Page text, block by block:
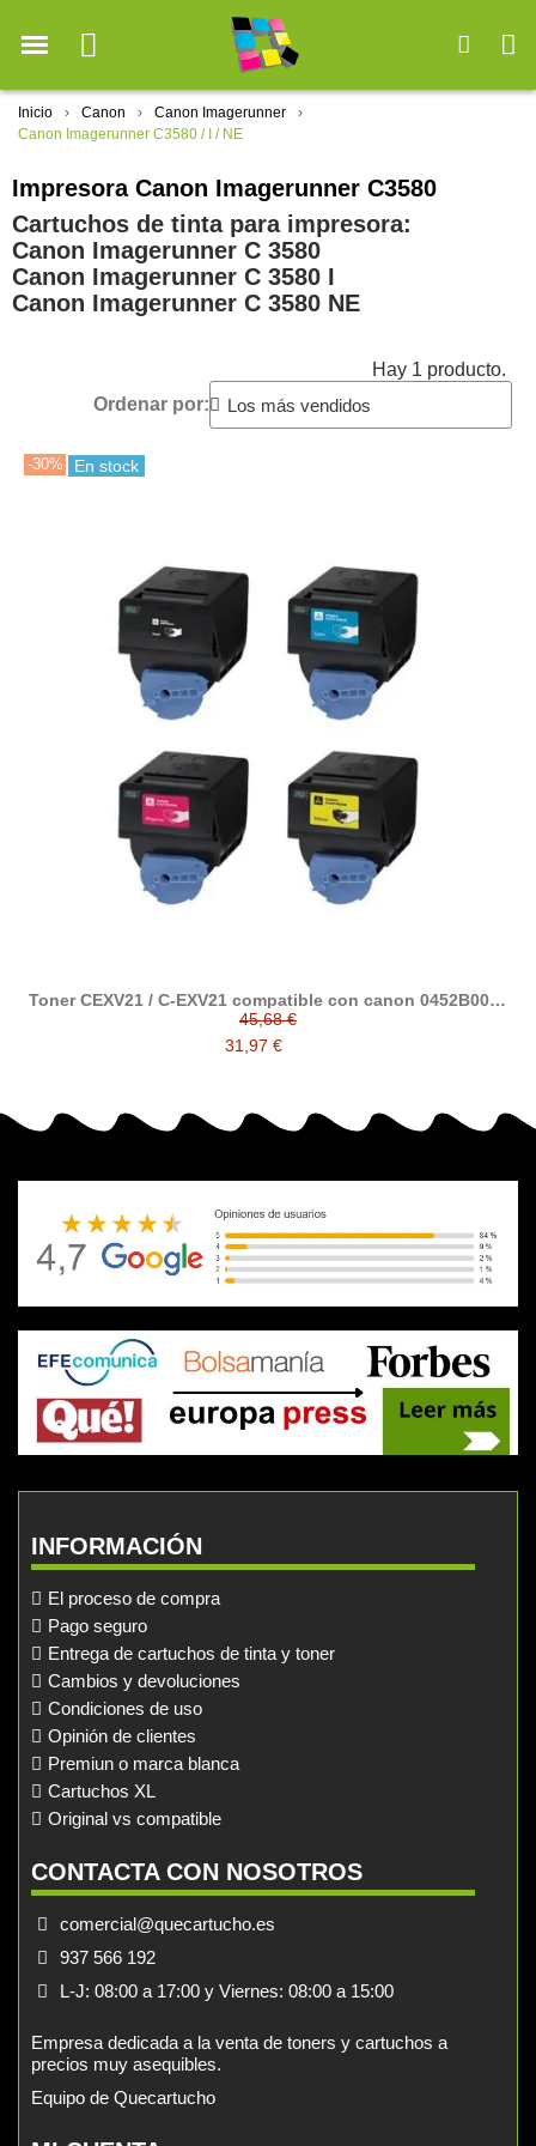
Inicio Canon
Canon Imagerunner
Canon Imagerunner C3580 / I / NE
Impresora Canon Imagerunner C3580
Cartuchos de tinta para impresora:
Canon Imagerunner C 3580
Canon Imagerunner C 3580 I
Canon Imagerunner C 3580 NE
Hay 1 producto.
Ordenar por:
-30% En stock
Toner CEXV21 / C-EXV21 compatible con canon 0452B002 /
0453B002 / 0454B002 / 0455B002
45,68 €
31,97 €
INFORMACIÓN
El proceso de compra
Pago seguro
Entrega de cartuchos de tinta y toner
Cambios y devoluciones
Condiciones de uso
Opinión de clientes
Premiun o marca blanca
Cartuchos XL
Original vs compatible
CONTACTA CON NOSOTROS
comercial@quecartucho.es
937 566 192
L-J: 08:00 a 17:00 y Viernes: 08:00 a 15:00
Empresa dedicada a la venta de toners y cartuchos a
precios muy asequibles.
Equipo de Quecartucho